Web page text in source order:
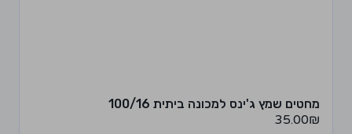
מחטים שמץ ג'ינס למכונה ביתית 100/16
35.00₪